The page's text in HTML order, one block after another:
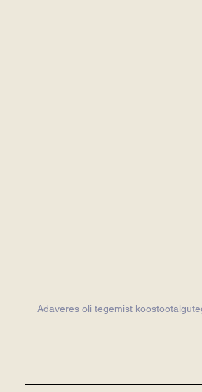
Adaveres oli tegemist